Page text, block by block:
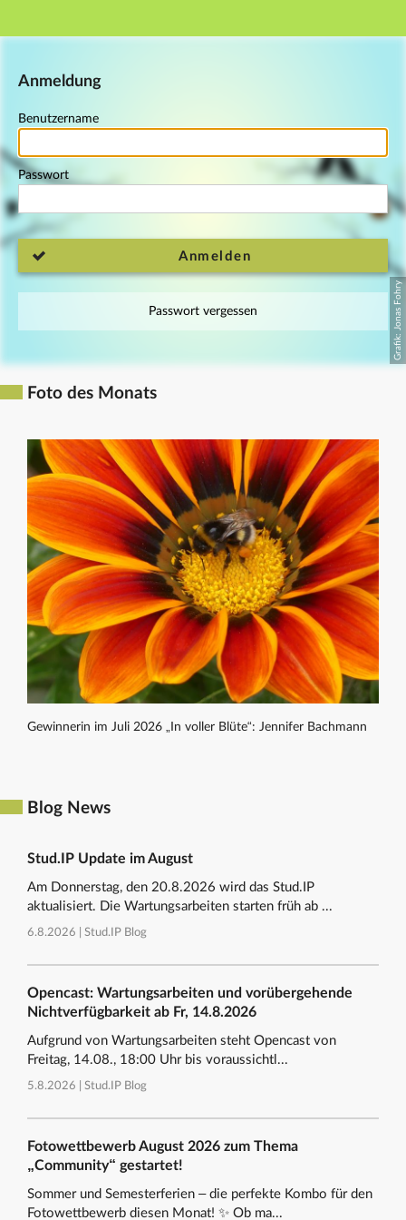
Hauptnavigation
Anmeldung
Benutzername
Passwort
Anmelden
Passwort vergessen
Foto des Monats
Gewinnerin im Juli 2026 „In voller Blüte“: Jennifer Bachmann
Blog News
Stud.IP Update im August
Am Donnerstag, den 20.8.2026 wird das Stud.IP
aktualisiert. Die Wartungsarbeiten starten früh ab ...
6.8.2026 | Stud.IP Blog
Opencast: Wartungsarbeiten und vorübergehende
Nichtverfügbarkeit ab Fr, 14.8.2026
Aufgrund von Wartungsarbeiten steht Opencast von
Freitag, 14.08., 18:00 Uhr bis voraussichtl...
5.8.2026 | Stud.IP Blog
Fotowettbewerb August 2026 zum Thema
„Community“ gestartet!
Sommer und Semesterferien – die perfekte Kombo für den
Fotowettbewerb diesen Monat! ✨ Ob ma...